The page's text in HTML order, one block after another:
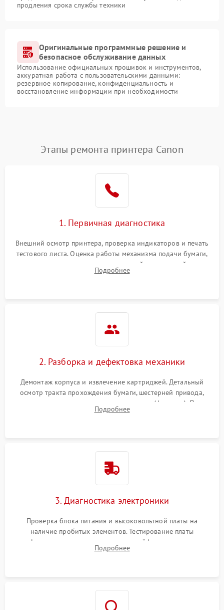
продления срока службы техники
Оригинальные программные решение и
безопасное обслуживание данных
Использование официальных прошивок и инструментов,
аккуратная работа с пользовательскими данными:
резервное копирование, конфиденциальность и
восстановление информации при необходимости
Этапы ремонта принтера Canon
1. Первичная диагностика
Внешний осмотр принтера, проверка индикаторов и печать
тестового листа. Оценка работы механизма подачи бумаги,
выявление посторонних шумов, замятий и первичный анализ
дефектов печати (полосы, фон, пробелы).
Подробнее
2. Разборка и дефектовка механики
Демонтаж корпуса и извлечение картриджей. Детальный
осмотр тракта прохождения бумаги, шестерней привода,
роликов захвата и узла термозакрепления (фьюзера). Поиск
физического износа и повреждений деталей.
Подробнее
3. Диагностика электроники
Проверка блока питания и высоковольтной платы на
наличие пробитых элементов. Тестирование платы
форматирования, целостности шлейфов, контактов
картриджа и оптопар (датчиков прохождения и наличия
Подробнее